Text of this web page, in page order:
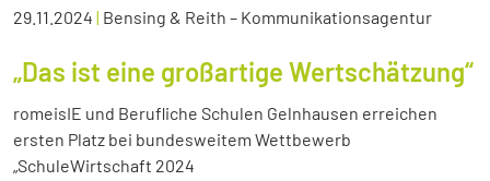
29.11.2024 | Bensing & Reith – Kommunikationsagentur
„Das ist eine großartige Wertschätzung“
romeisIE und Berufliche Schulen Gelnhausen erreichen
ersten Platz bei bundesweitem Wettbewerb
„SchuleWirtschaft 2024